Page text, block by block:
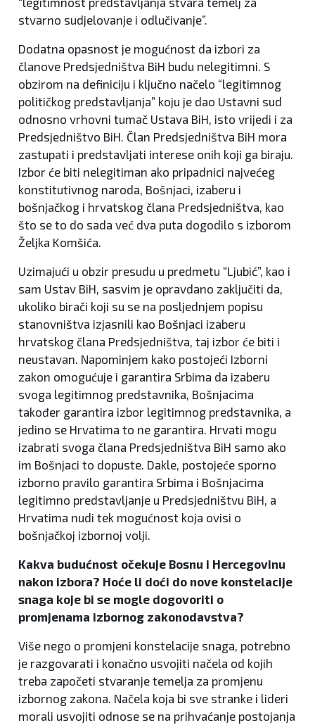
stvarno sudjelovanje i odlučivanje”.
Dodatna opasnost je mogućnost da izbori za
članove Predsjedništva BiH budu nelegitimni. S
obzirom na definiciju i ključno načelo “legitimnog
političkog predstavljanja” koju je dao Ustavni sud
odnosno vrhovni tumač Ustava BiH, isto vrijedi i za
Predsjedništvo BiH. Član Predsjedništva BiH mora
zastupati i predstavljati interese onih koji ga biraju.
Izbor će biti nelegitiman ako pripadnici najvećeg
konstitutivnog naroda, Bošnjaci, izaberu i
bošnjačkog i hrvatskog člana Predsjedništva, kao
što se to do sada već dva puta dogodilo s izborom
Željka Komšića.
Uzimajući u obzir presudu u predmetu “Ljubić”, kao i
sam Ustav BiH, sasvim je opravdano zaključiti da,
ukoliko birači koji su se na posljednjem popisu
stanovništva izjasnili kao Bošnjaci izaberu
hrvatskog člana Predsjedništva, taj izbor će biti i
neustavan. Napominjem kako postojeći Izborni
zakon omogućuje i garantira Srbima da izaberu
svoga legitimnog predstavnika, Bošnjacima
također garantira izbor legitimnog predstavnika, a
jedino se Hrvatima to ne garantira. Hrvati mogu
izabrati svoga člana Predsjedništva BiH samo ako
im Bošnjaci to dopuste. Dakle, postojeće sporno
izborno pravilo garantira Srbima i Bošnjacima
legitimno predstavljanje u Predsjedništvu BiH, a
Hrvatima nudi tek mogućnost koja ovisi o
bošnjačkoj izbornoj volji.
Kakva budućnost očekuje Bosnu i Hercegovinu
nakon izbora? Hoće li doći do nove konstelacije
snaga koje bi se mogle dogovoriti o
promjenama izbornog zakonodavstva?
Više nego o promjeni konstelacije snaga, potrebno
je razgovarati i konačno usvojiti načela od kojih
treba započeti stvaranje temelja za promjenu
izbornog zakona. Načela koja bi sve stranke i lideri
morali usvojiti odnose se na prihvaćanje postojanja